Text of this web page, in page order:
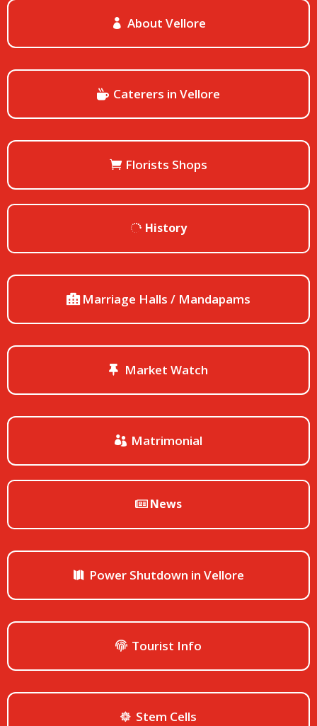
About Vellore
Caterers in Vellore
Florists Shops
History
Marriage Halls / Mandapams
Market Watch
Matrimonial
News
Power Shutdown in Vellore
Tourist Info
Stem Cells